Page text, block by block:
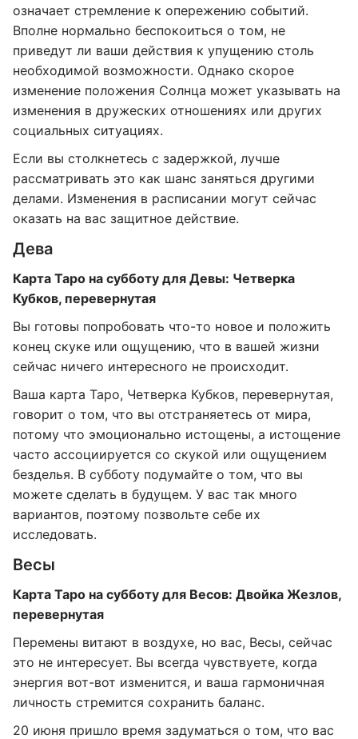
означает стремление к опережению событий.
Вполне нормально беспокоиться о том, не
приведут ли ваши действия к упущению столь
необходимой возможности. Однако скорое
изменение положения Солнца может указывать на
изменения в дружеских отношениях или других
социальных ситуациях.
Если вы столкнетесь с задержкой, лучше
рассматривать это как шанс заняться другими
делами. Изменения в расписании могут сейчас
оказать на вас защитное действие.
Дева
Карта Таро на субботу для Девы: Четверка
Кубков, перевернутая
Вы готовы попробовать что-то новое и положить
конец скуке или ощущению, что в вашей жизни
сейчас ничего интересного не происходит.
Ваша карта Таро, Четверка Кубков, перевернутая,
говорит о том, что вы отстраняетесь от мира,
потому что эмоционально истощены, а истощение
часто ассоциируется со скукой или ощущением
безделья. В субботу подумайте о том, что вы
можете сделать в будущем. У вас так много
вариантов, поэтому позвольте себе их
исследовать.
Весы
Карта Таро на субботу для Весов: Двойка Жезлов,
перевернутая
Перемены витают в воздухе, но вас, Весы, сейчас
это не интересует. Вы всегда чувствуете, когда
энергия вот-вот изменится, и ваша гармоничная
личность стремится сохранить баланс.
20 июня пришло время задуматься о том, что вас